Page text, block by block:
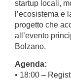
startup locali,
l’ecosistema e
progetto che
all’evento
Bolzano.
Agenda:
• 18:00 –